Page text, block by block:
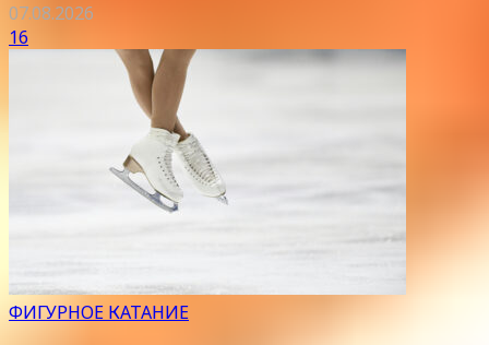
07.08.2026
16
ФИГУРНОЕ КАТАНИЕ